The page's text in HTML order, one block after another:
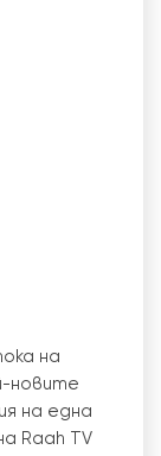
на
новите
на една
Raah TV